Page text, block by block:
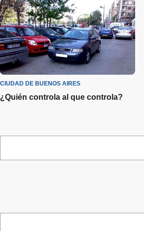
CIUDAD DE BUENOS AIRES
¿Quién controla al que controla?